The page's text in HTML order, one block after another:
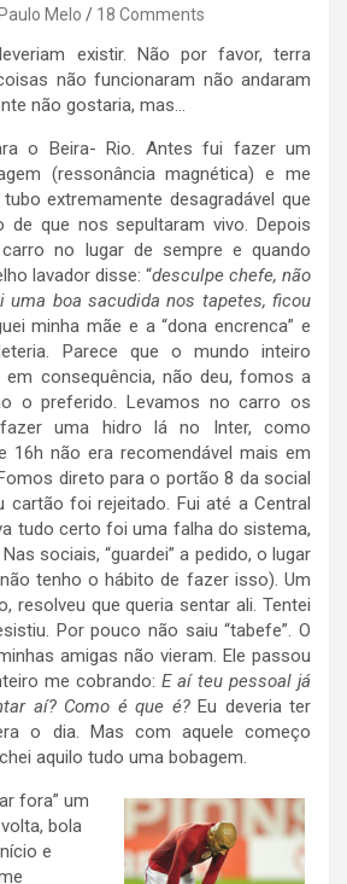
Paulo Melo 18 Comments
existir. Não por favor, terra
não funcionaram não andaram
não gostaria, mas…
o Beira- Rio. Antes fui fazer um
(ressonância magnética) e me
extremamente desagradável que
de que nos sepultaram vivo. Depois
no lugar de sempre e quando
lavador disse: “desculpe chefe, não
uma boa sacudida nos tapetes, ficou
minha mãe e a “dona encrenca” e
Parece que o mundo inteiro
consequência, não deu, fomos a
o preferido. Levamos no carro os
uma hidro lá no Inter, como
16h não era recomendável mais em
direto para o portão 8 da social
foi rejeitado. Fui até a Central
tudo certo foi uma falha do sistema,
sociais, “guardei” a pedido, o lugar
tenho o hábito de fazer isso). Um
resolveu que queria sentar ali. Tentei
Por pouco não saiu “tabefe”. O
amigas não vieram. Ele passou
me cobrando: E aí teu pessoal já
aí? Como é que é?Eu deveria ter
o dia. Mas com aquele começo
aquilo tudo uma bobagem.
fora” um
bola
e